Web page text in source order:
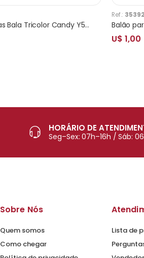
Balão para Festas Bala Tricolor Candy Y555
Ref.:
U$ 1,00
HORÁRIO DE
Seg–Sex: 07h–16h / Sáb:
Sobre Nós
Quem somos
Como chegar
Lista de